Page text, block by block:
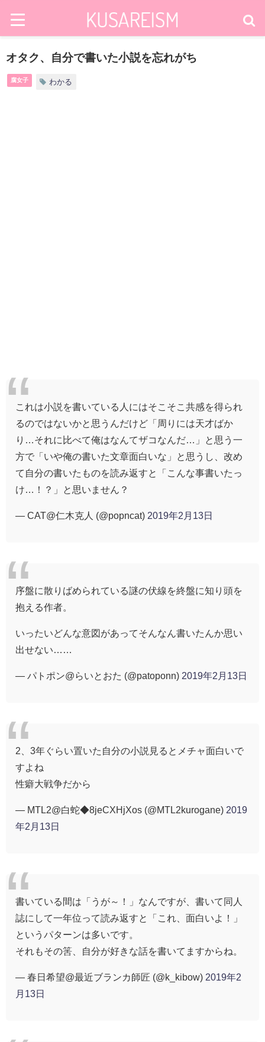
オタク、自分で書いた小説を忘れがち
腐女子 わかる
これは小説を書いている人にはそこそこ共感を得られ
るのではないかと思うんだけど「周りには天才ばか
り…それに比べて俺はなんてザコなんだ…」と思う一
方で「いや俺の書いた文章面白いな」と思うし、改め
て自分の書いたものを読み返すと「こんな事書いたっ
け…！？」と思いません？
— CAT@仁木克人 (@popncat) 2019年2月13日
序盤に散りばめられている謎の伏線を終盤に知り頭を
抱える作者。
いったいどんな意図があってそんなん書いたんか思い
出せない……
— パトポン@らいとおた (@patoponn) 2019年2月13日
2、3年ぐらい置いた自分の小説見るとメチャ面白いで
すよね
性癖大戦争だから
— MTL2@白蛇◆8jeCXHjXos (@MTL2kurogane) 2019
年2月13日
書いている間は「うが～！」なんですが、書いて同人
誌にして一年位って読み返すと「これ、面白いよ！」
というパターンは多いです。
それもその筈、自分が好きな話を書いてますからね。
— 春日希望@最近ブランカ師匠 (@k_kibow) 2019年2
月13日